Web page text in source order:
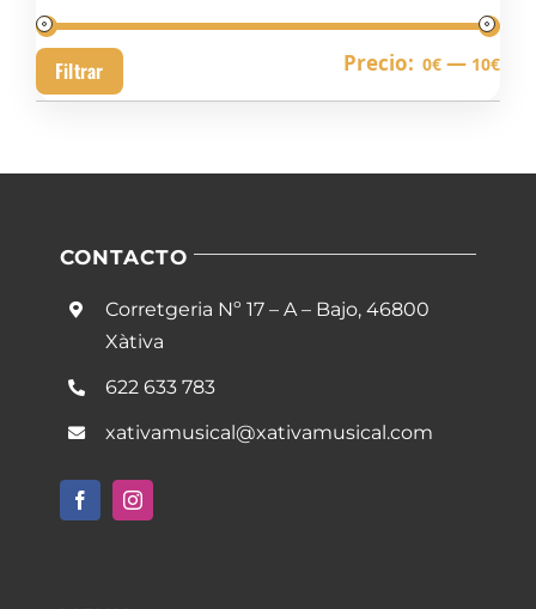
Filtrar Precio: 0€ — 10€
CONTACTO
Corretgeria Nº 17 – A – Bajo, 46800
Xàtiva
622 633 783
xativamusical@xativamusical.com